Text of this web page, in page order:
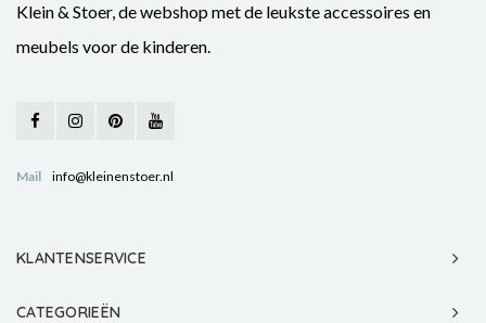
Klein & Stoer, de webshop met de leukste accessoires en
meubels voor de kinderen.
Mail info@kleinenstoer.nl
KLANTENSERVICE
CATEGORIEËN